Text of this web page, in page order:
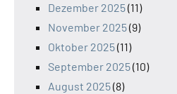
Dezember 2025(11)
November 2025(9)
Oktober 2025(11)
September 2025(10)
August 2025(8)